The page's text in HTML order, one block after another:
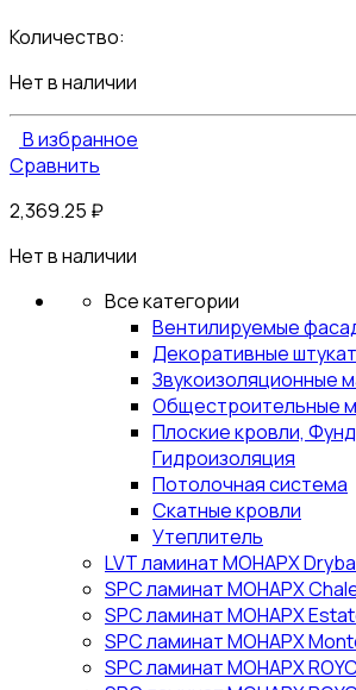
Количество:
Нет в наличии
В избранное
Сравнить
2,369.25 ₽
Нет в наличии
Все категории
Вентилируемые
Декоративные
Звукоизоляционные
Общестроительные
Плоские кровли,
Гидроизоляция
Потолочная система
Скатные кровли
Утеплитель
LVT ламинат МОНАРХ
SPC ламинат МОНАРХ
SPC ламинат МОНАРХ
SPC ламинат МОНАРХ
SPC ламинат МОНАРХ